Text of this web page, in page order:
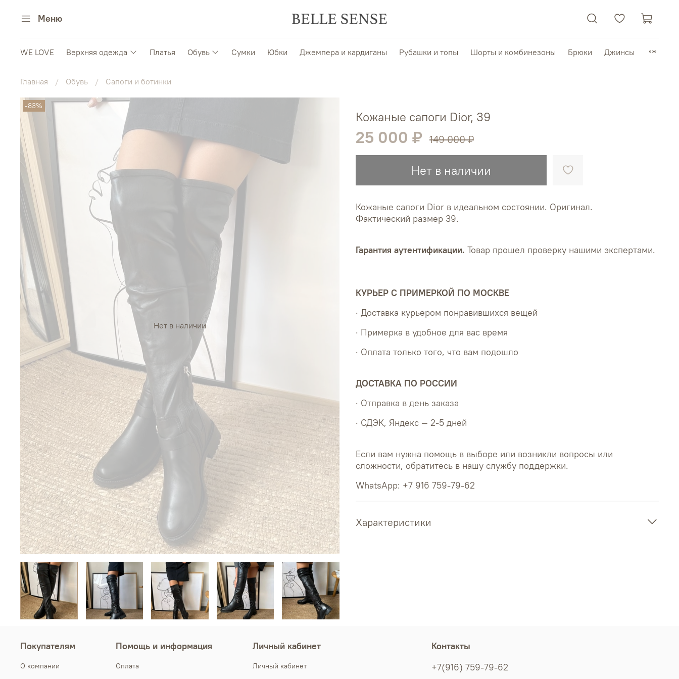
Меню
WE LOVE Верхняя одежда Платья Обувь Сумки Юбки Джемпера и кардиганы Рубашки и топы Шорты и комбинезоны Брюки Джинсы
Главная Обувь Сапоги и ботинки
Нет в наличии
-83%
Кожаные сапоги Dior, 39
25 000 ₽ 149 000 ₽
Нет в наличии
Кожаные сапоги Dior в идеальном состоянии. Оригинал.
Фактический размер 39.
Гарантия аутентификации. Товар прошел проверку нашими экспертами.
КУРЬЕР С ПРИМЕРКОЙ ПО МОСКВЕ
· Доставка курьером понравившихся вещей
· Примерка в удобное для вас время
· Оплата только того, что вам подошло
ДОСТАВКА ПО РОССИИ
· Отправка в день заказа
· СДЭК, Яндекс — 2-5 дней
Если вам нужна помощь в выборе или возникли вопросы или
сложности, обратитесь в нашу службу поддержки.
WhatsApp: +7 916 759-79-62
Характеристики
Покупателям
О компании
Помощь и информация
Оплата
Личный кабинет
Личный кабинет
Контакты
+7(916) 759-79-62